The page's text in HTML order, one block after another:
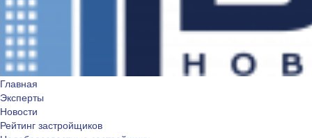
Главная
Эксперты
Новости
Рейтинг застройщиков